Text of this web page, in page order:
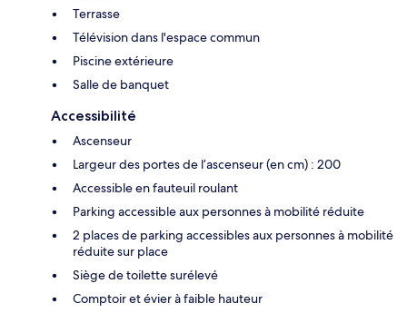
Terrasse
Télévision dans l'espace commun
Piscine extérieure
Salle de banquet
Accessibilité
Ascenseur
Largeur des portes de l’ascenseur (en cm) : 200
Accessible en fauteuil roulant
Parking accessible aux personnes à mobilité réduite
2 places de parking accessibles aux personnes à mobilité
réduite sur place
Siège de toilette surélevé
Comptoir et évier à faible hauteur